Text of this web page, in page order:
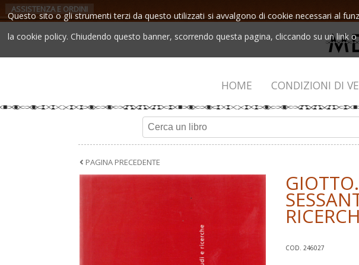
Questo sito o gli strumenti terzi da questo utilizzati si avvalgono di cookie necessari al
la cookie policy. Chiudendo questo banner, scorrendo questa pagina, cliccando su un link
ASSISTENZA E ORDINI
HOME CONDIZIONI DI
PAGINA PRECEDENTE
COD. 246027